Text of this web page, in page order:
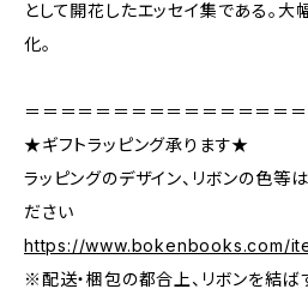
として開花したエッセイ集である。
化。
＝＝＝＝＝＝＝＝＝＝＝＝＝＝＝
★ギフトラッピング承ります★
ラッピングのデザイン、リボンの色等
ださい
https://www.bokenbooks.com/
※配送・梱包の都合上、リボンを結